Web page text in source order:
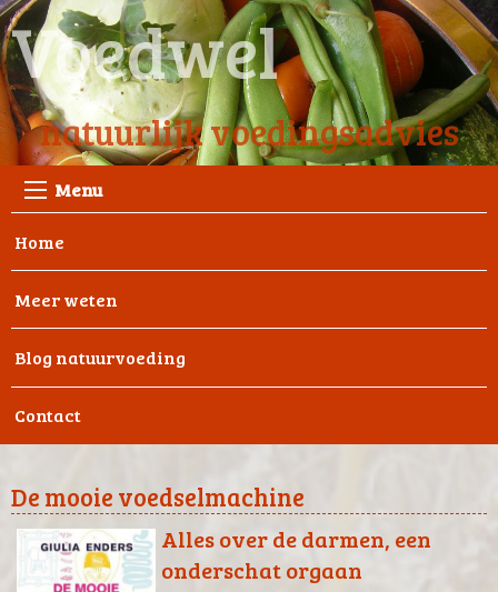
Voedwel
natuurlijk voedingsadvies
Menu
Home
Meer weten
Blog natuurvoeding
Contact
De mooie voedselmachine
Alles over de darmen, een
onderschat orgaan